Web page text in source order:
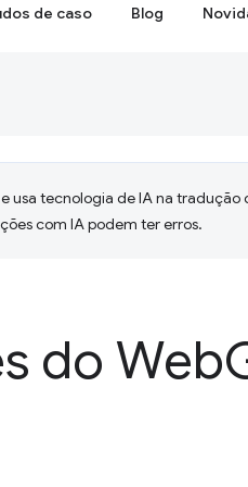
de caso Blog
usa tecnologia de IA na tradução
com IA podem ter erros.
do Web